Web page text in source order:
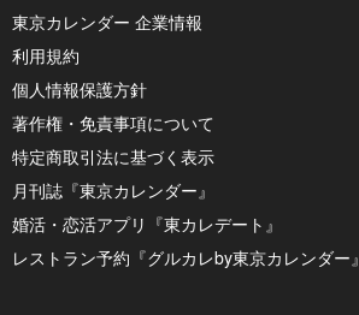
東京カレンダー 企業情報
利用規約
個人情報保護方針
著作権・免責事項について
特定商取引法に基づく表示
月刊誌『東京カレンダー』
婚活・恋活アプリ『東カレデート』
レストラン予約『グルカレby東京カレンダー』